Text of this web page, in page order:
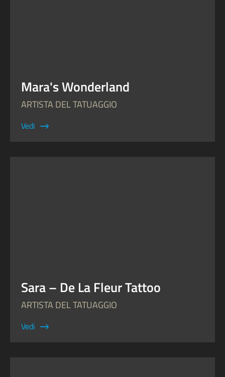
Mara's Wonderland
ARTISTA DEL TATUAGGIO
Vedi
Sara – De La Fleur Tattoo
ARTISTA DEL TATUAGGIO
Vedi